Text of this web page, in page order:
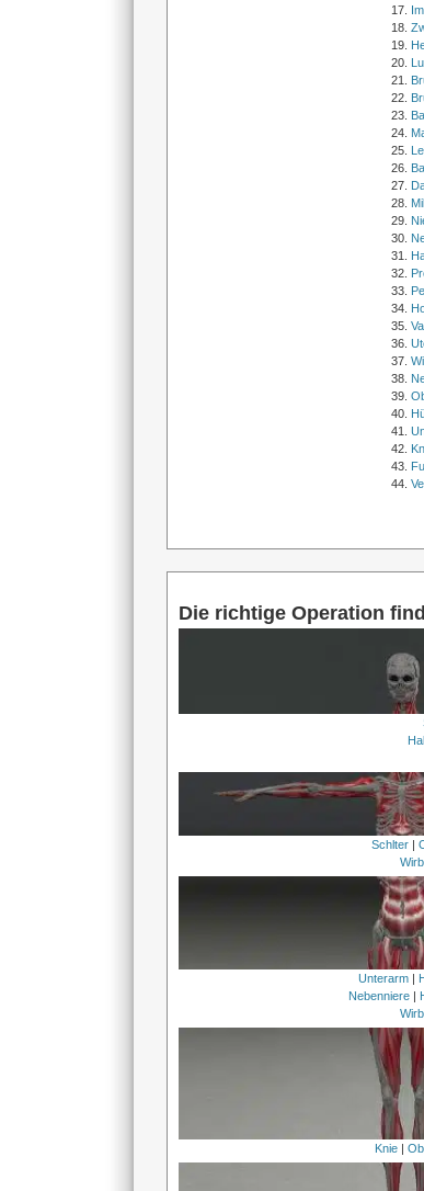
Die richtige Operation
Schlter |
Unterarm |
Nebenniere |
Knie|